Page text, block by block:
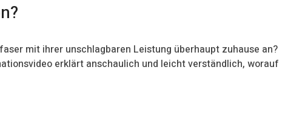
mit ihrer unschlagbaren Leistung überhaupt zuhause an?
erklärt anschaulich und leicht verständlich, worauf